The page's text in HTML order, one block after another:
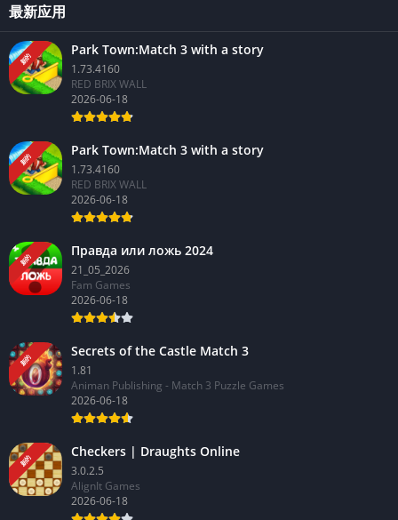
最新应用
新的
Park Town:Match 3 with a story
1.73.4160
RED BRIX WALL
2026-06-18
新的
Park Town:Match 3 with a story
1.73.4160
RED BRIX WALL
2026-06-18
新的
Правда или ложь 2024
21_05_2026
Fam Games
2026-06-18
新的
Secrets of the Castle Match 3
1.81
Animan Publishing - Match 3 Puzzle Games
2026-06-18
新的
Checkers | Draughts Online
3.0.2.5
AlignIt Games
2026-06-18